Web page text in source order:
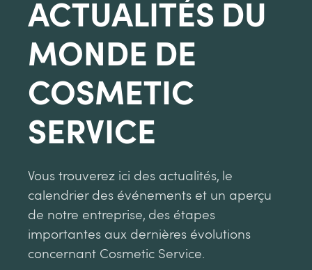
ACTUALITÉS DU
MONDE DE
COSMETIC
SERVICE
Vous trouverez ici des actualités, le
calendrier des événements et un aperçu
de notre entreprise, des étapes
importantes aux dernières évolutions
concernant Cosmetic Service.